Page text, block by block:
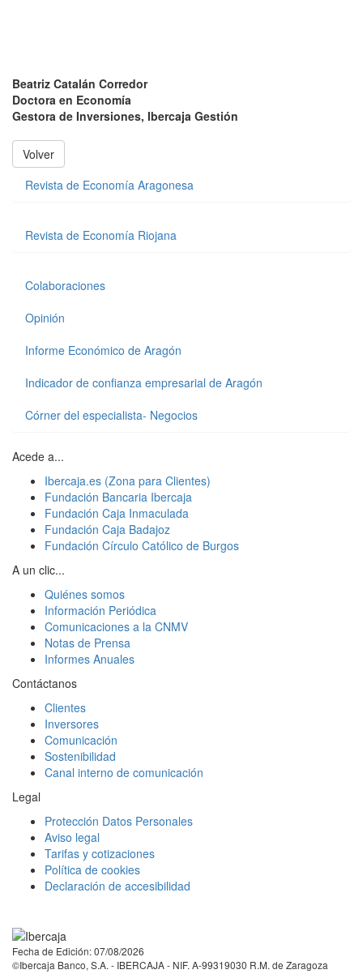
Beatriz Catalán Corredor
Doctora en Economía
Gestora de Inversiones, Ibercaja Gestión
Volver
Revista de Economía Aragonesa
Revista de Economía Riojana
Colaboraciones
Opinión
Informe Económico de Aragón
Indicador de confianza empresarial de Aragón
Córner del especialista- Negocios
Acede a...
Ibercaja.es (Zona para Clientes)
Fundación Bancaria Ibercaja
Fundación Caja Inmaculada
Fundación Caja Badajoz
Fundación Círculo Católico de Burgos
A un clic...
Quiénes somos
Información Periódica
Comunicaciones a la CNMV
Notas de Prensa
Informes Anuales
Contáctanos
Clientes
Inversores
Comunicación
Sostenibilidad
Canal interno de comunicación
Legal
Protección Datos Personales
Aviso legal
Tarifas y cotizaciones
Política de cookies
Declaración de accesibilidad
Fecha de Edición: 07/08/2026
©Ibercaja Banco, S.A. - IBERCAJA - NIF. A-99319030 R.M. de Zaragoza